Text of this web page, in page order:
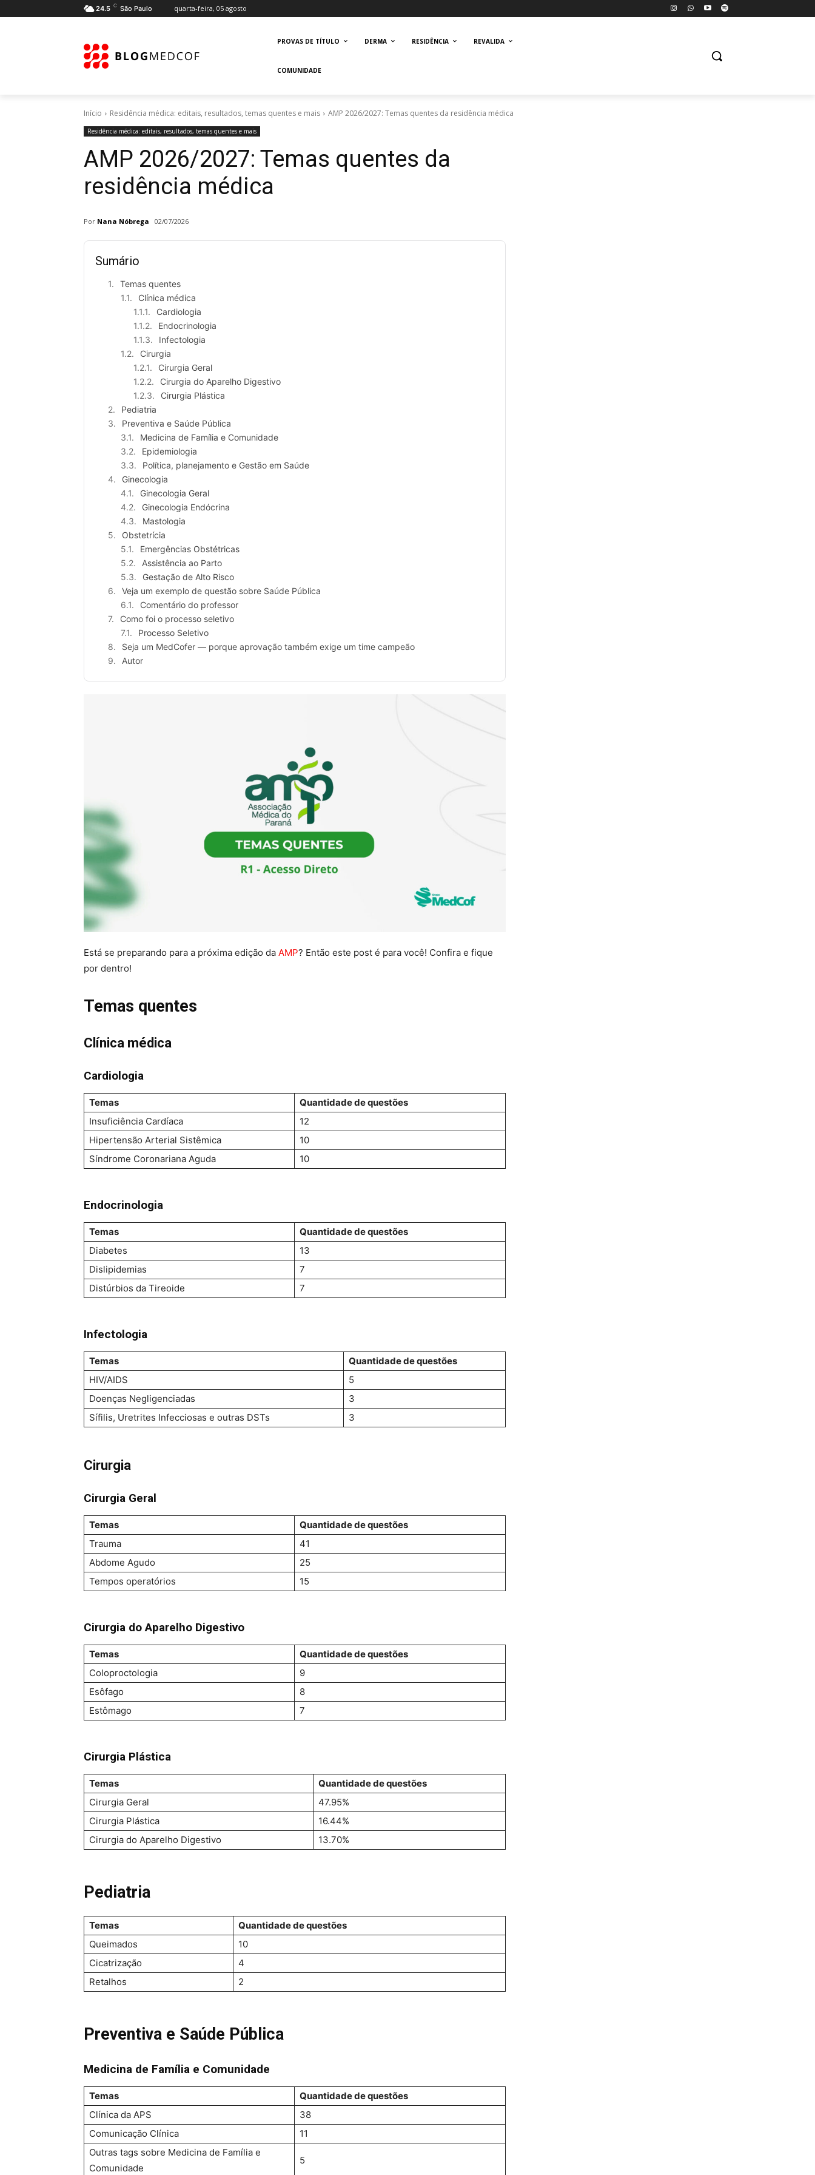
24.5 C São Paulo quarta-feira, 05 agosto
PROVAS DE TÍTULO DERMA RESIDÊNCIA REVALIDA
COMUNIDADE
Início Residência médica: editais, resultados, temas quentes e mais AMP 2026/2027: Temas quentes da residência médica
Residência médica: editais, resultados, temas quentes e mais
AMP 2026/2027: Temas quentes da
residência médica
Por Nana Nóbrega 02/07/2026
Sumário
Temas quentes
Clínica médica
Cardiologia
Endocrinologia
Infectologia
Cirurgia
Cirurgia Geral
Cirurgia do Aparelho Digestivo
Cirurgia Plástica
Pediatria
Preventiva e Saúde Pública
Medicina de Família e Comunidade
Epidemiologia
Política, planejamento e Gestão em Saúde
Ginecologia
Ginecologia Geral
Ginecologia Endócrina
Mastologia
Obstetrícia
Emergências Obstétricas
Assistência ao Parto
Gestação de Alto Risco
Veja um exemplo de questão sobre Saúde Pública
Comentário do professor
Como foi o processo seletivo
Processo Seletivo
Seja um MedCofer — porque aprovação também exige um time campeão
Autor
Está se preparando para a próxima edição da AMP? Então este post é para você! Confira e fique
por dentro!
Temas quentes
Clínica médica
Cardiologia
Temas
Quantidade de questões
Insuficiência Cardíaca
12
Hipertensão Arterial Sistêmica
10
Síndrome Coronariana Aguda
10
Endocrinologia
Temas
Quantidade de questões
Diabetes
13
Dislipidemias
7
Distúrbios da Tireoide
7
Infectologia
Temas
Quantidade de questões
HIV/AIDS
5
Doenças Negligenciadas
3
Sífilis, Uretrites Infecciosas e outras DSTs
3
Cirurgia
Cirurgia Geral
Temas
Quantidade de questões
Trauma
41
Abdome Agudo
25
Tempos operatórios
15
Cirurgia do Aparelho Digestivo
Temas
Quantidade de questões
Coloproctologia
9
Esôfago
8
Estômago
7
Cirurgia Plástica
Temas
Quantidade de questões
Cirurgia Geral
47.95%
Cirurgia Plástica
16.44%
Cirurgia do Aparelho Digestivo
13.70%
Pediatria
Temas
Quantidade de questões
Queimados
10
Cicatrização
4
Retalhos
2
Preventiva e Saúde Pública
Medicina de Família e Comunidade
Temas
Quantidade de questões
Clínica da APS
38
Comunicação Clínica
11
Outras tags sobre Medicina de Família e
Comunidade
5